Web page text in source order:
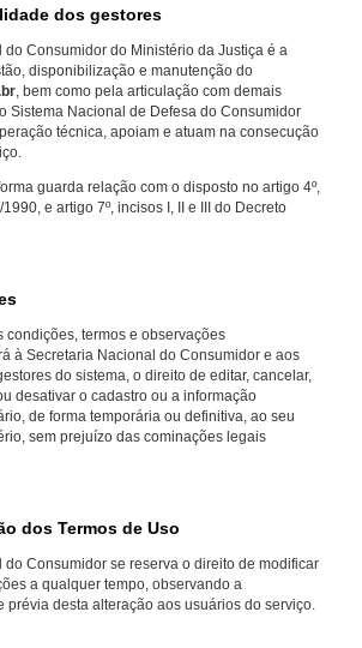
dos gestores
do Consumidor do Ministério da Justiça é a
disponibilização e manutenção do
, bem como pela articulação com demais
Sistema Nacional de Defesa do Consumidor
técnica, apoiam e atuam na consecução
guarda relação com o disposto no artigo 4º,
e artigo 7º, incisos I, II e III do Decreto
condições, termos e observações
à Secretaria Nacional do Consumidor e aos
do sistema, o direito de editar, cancelar,
desativar o cadastro ou a informação
de forma temporária ou definitiva, ao seu
sem prejuízo das cominações legais
dos Termos de Uso
do Consumidor se reserva o direito de modificar
a qualquer tempo, observando a
prévia desta alteração aos usuários do serviço.